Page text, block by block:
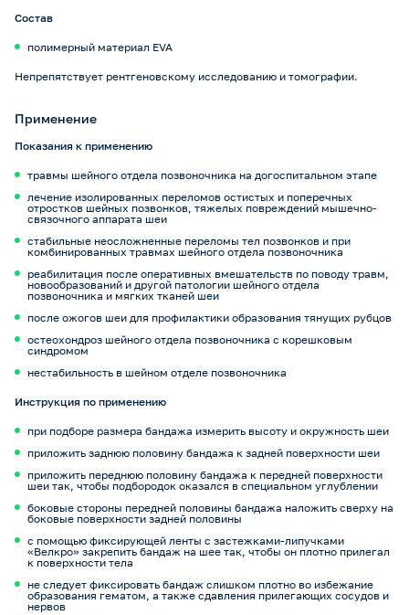
Состав
полимерный материал EVA
Непрепятствует рентгеновскому исследованию и томографии.
Применение
Показания к применению
травмы шейного отдела позвоночника на догоспитальном этапе
лечение изолированных переломов остистых и поперечных
отростков шейных позвонков, тяжелых повреждений мышечно-
связочного аппарата шеи
стабильные неосложненные переломы тел позвонков и при
комбинированных травмах шейного отдела позвоночника
реабилитация после оперативных вмешательств по поводу травм,
новообразований и другой патологии шейного отдела
позвоночника и мягких тканей шеи
после ожогов шеи для профилактики образования тянущих рубцов
остеохондроз шейного отдела позвоночника с корешковым
синдромом
нестабильность в шейном отделе позвоночника
Инструкция по применению
при подборе размера бандажа измерить высоту и окружность шеи
приложить заднюю половину бандажа к задней поверхности шеи
приложить переднюю половину бандажа к передней поверхности
шеи так, чтобы подбородок оказался в специальном углублении
боковые стороны передней половины бандажа наложить сверху на
боковые поверхности задней половины
с помощью фиксирующей ленты с застежками-липучками
«Велкро» закрепить бандаж на шее так, чтобы он плотно прилегал
к поверхности тела
не следует фиксировать бандаж слишком плотно во избежание
образования гематом, а также сдавления прилегающих сосудов и
нервов